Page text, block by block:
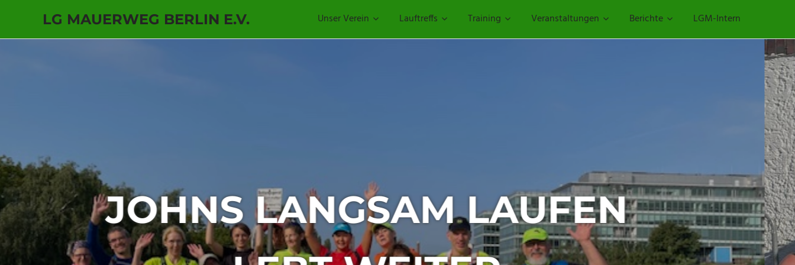
Zum
LG MAUERWEG BERLIN E.V. Unser Verein Lauftreffs Training Veranstaltungen Berichte LGM-Intern
STEGLITZER VOLKSLAUF VOM